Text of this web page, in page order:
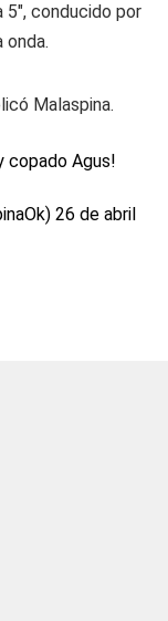
5", conducido por
onda.
Malaspina.
copado Agus!
26 de abril